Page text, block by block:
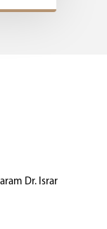
Dr. Israr